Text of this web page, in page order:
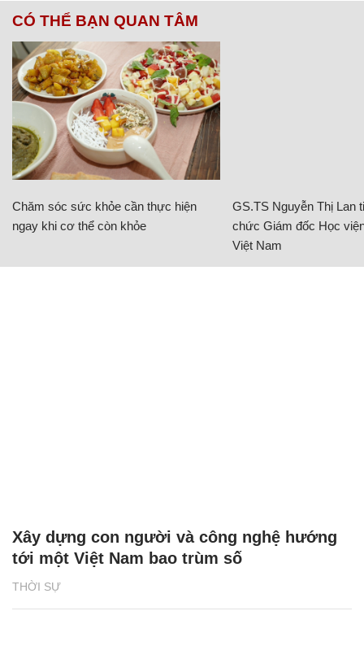
CÓ THỂ BẠN QUAN TÂM
Chăm sóc sức khỏe cần thực hiện
ngay khi cơ thể còn khỏe
GS.TS Nguyễn Thị Lan
chức Giám đốc Học
Việt Nam
THỜI SỰ
Xây dựng con người và công nghệ hướng
tới một Việt Nam bao trùm số